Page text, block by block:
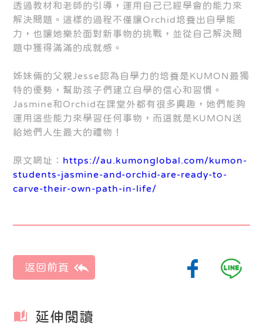
透過教材和老師的引導，運用自己已經學會的能力來
解決問題。這樣的過程不僅讓Orchid培養出自學能
力，也讓她樂於面對新事物的挑戰，並從自己解決問
題中獲得滿滿的成就感。
姊妹倆的父親Jesse認為自學力的培養是KUMON最獨
特的優勢，幫助孩子們建立自學的信心和習慣。
Jasmine和Orchid在課堂外都有很多興趣，她們能夠
運用這些能力來學習任何事物，而這就是KUMON送
給她們人生最大的禮物！
原文網址： https://au.kumonglobal.com/kumon-
students-jasmine-and-orchid-are-ready-to-
carve-their-own-path-in-life/
延伸閱讀